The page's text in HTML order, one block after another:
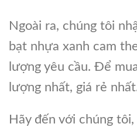
Ngoài ra, chúng tôi
bạt nhựa xanh cam
lượng yêu cầu. Để
lượng nhất, giá rẻ
Hãy đến với chúng